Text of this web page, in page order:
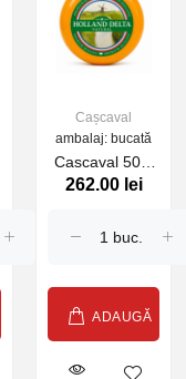
Cașcaval
ambalaj: bucată
Cascaval 50%
Baby Natural
262.00 lei
ADAUGĂ